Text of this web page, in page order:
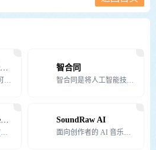
即时设计 – 可在线编辑的专业UI设计平台
即时设计是一款在线可协作的UI设计工具，功能强大、易于使用，适用于各种UI设计需求。
智合同
智合同是将人工智能技术应用于法律服务的创新型高科技产品，是天津滨海高新技术产业开发区独角兽种子企业研
Architecture AI Render(mnml.ai)
Architecture AI Render(mnml.ai)将您的手绘或数字草图转换为令人惊叹的，
SoundRaw AI
面向创作者的 AI 音乐生成器，只需选择情